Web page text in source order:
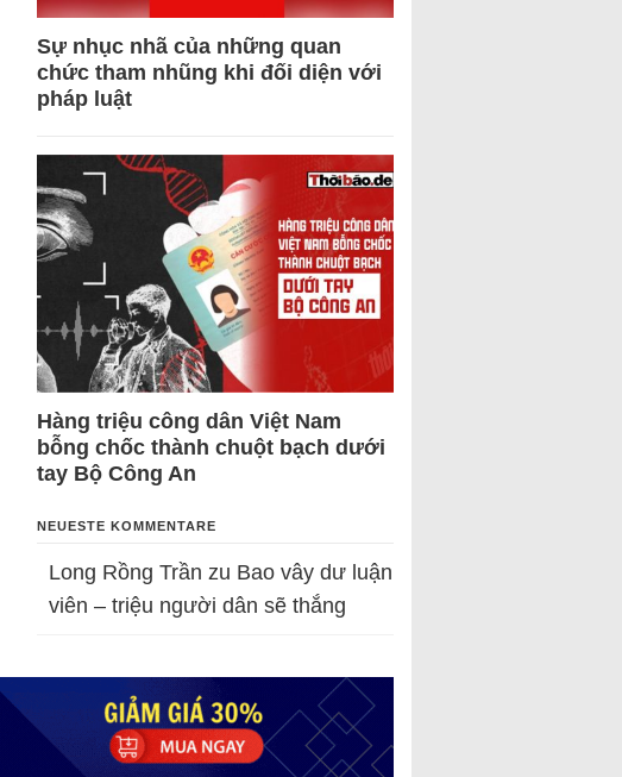
Sự nhục nhã của những quan
chức tham nhũng khi đối diện với
pháp luật
Hàng triệu công dân Việt Nam
bỗng chốc thành chuột bạch dưới
tay Bộ Công An
NEUESTE KOMMENTARE
Long Rồng Trần zu Bao vây dư luận
viên – triệu người dân sẽ thắng